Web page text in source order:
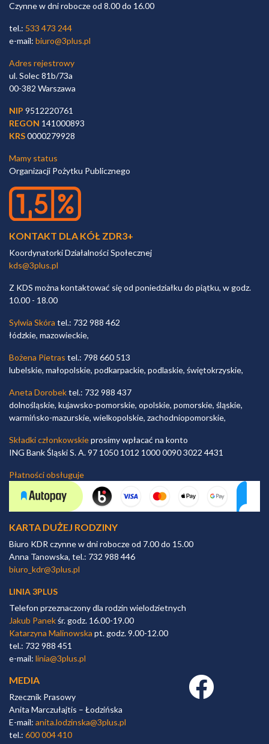
Czynne w dni robocze od 8.00 do 16.00
tel.: 533 473 244
e-mail: biuro@3plus.pl
Adres rejestrowy
ul. Solec 81b/73a
00-382 Warszawa
NIP 9512220761
REGON 141000893
KRS0000279928
Mamy status
Organizacji Pożytku Publicznego
KONTAKT DLA KÓŁ ZDR3+
Koordynatorki Działalności Społecznej
kds@3plus.pl
Z KDS można kontaktować się od poniedziałku do piątku, w godz.
10.00 - 18.00
Sylwia Skóra tel.: 732 988 462
łódzkie, mazowieckie,
Bożena Pietras tel.: 798 660 513
lubelskie, małopolskie, podkarpackie, podlaskie, świętokrzyskie,
Aneta Dorobektel.: 732 988 437
dolnośląskie, kujawsko-pomorskie, opolskie, pomorskie, śląskie,
warmińsko-mazurskie, wielkopolskie, zachodniopomorskie,
Składki członkowskieprosimy wpłacać na konto
ING Bank Śląski S. A. 97 1050 1012 1000 0090 3022 4431
Płatności obsługuje
KARTA DUŻEJ RODZINY
Biuro KDR czynne w dni robocze od 7.00 do 15.00
Anna Tanowska, tel.: 732 988 446
biuro_kdr@3plus.pl
LINIA 3PLUS
Telefon przeznaczony dla rodzin wielodzietnych
Jakub Panekśr. godz. 16.00-19.00
Katarzyna Malinowska pt. godz. 9.00-12.00
tel.: 732 988 451
e-mail: linia@3plus.pl
MEDIA
Rzecznik Prasowy
Anita Marczułajtis – Łodzińska
E-mail: anita.lodzinska@3plus.pl
tel.: 600 004 410
Facebook link